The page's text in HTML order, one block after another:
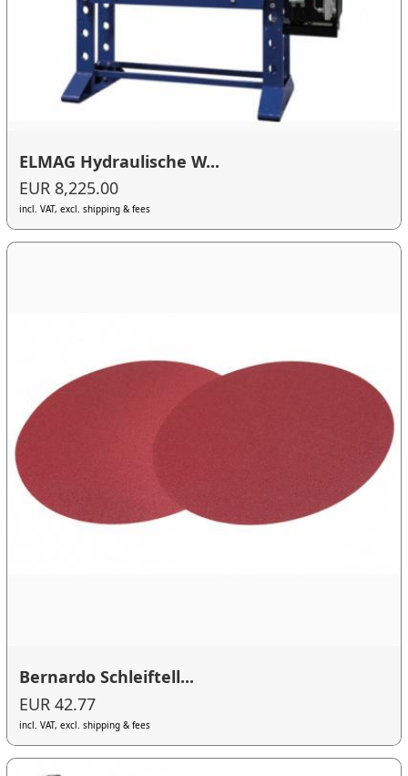
ELMAG Hydraulische W...
EUR 8,225.00
incl. VAT, excl. shipping & fees
Bernardo Schleiftell...
EUR 42.77
incl. VAT, excl. shipping & fees